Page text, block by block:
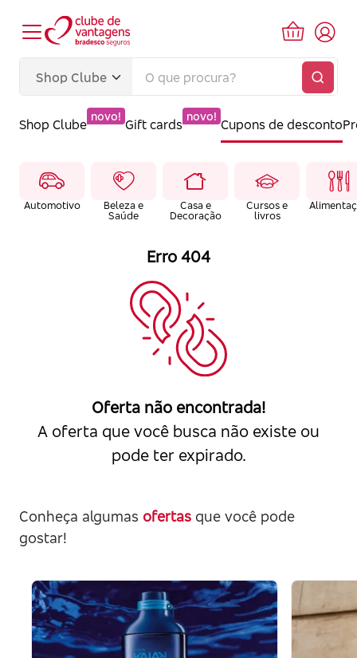
Shop Clube
novo!
Gift cards
novo!
Cupons de desconto
Automotivo
Beleza e
Saúde
Casa e
Decoração
Cursos e
livros
Erro 404
Oferta não encontrada!
A oferta que você busca não existe ou
pode ter expirado.
Conheça algumas ofertas que você pode
gostar!